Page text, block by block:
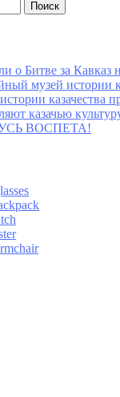
о Битве за Кавказ
музей истории
казачества
казачью
ВОСПЕТА!